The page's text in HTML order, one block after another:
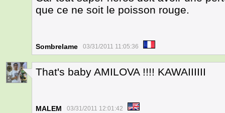
que ce ne soit le poisson rouge.
Sombrelame 03/31/2011 11:05:36
5
That's baby AMILOVA !!!! KAWAIIIIII
MALEM 03/31/2011 12:01:42